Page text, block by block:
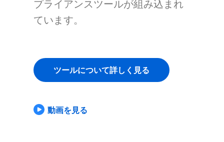
プライアンスツールが組み込まれ
ています。
ツールについて詳しく見る
動画を見る